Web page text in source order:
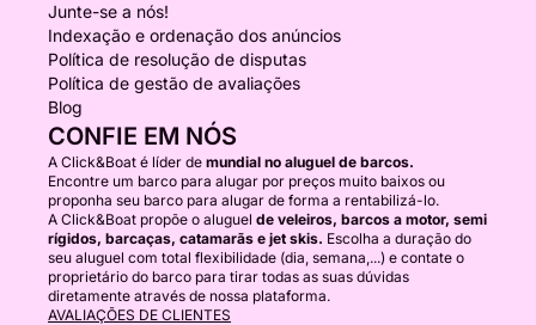
Junte-se a nós!
Indexação e ordenação dos anúncios
Política de resolução de disputas
Política de gestão de avaliações
Blog
CONFIE EM NÓS
A Click&Boat é líder de mundial no aluguel de barcos.
Encontre um barco para alugar por preços muito baixos ou
proponha seu barco para alugar de forma a rentabilizá-lo.
A Click&Boat propõe o aluguel de veleiros, barcos a motor, semi
rígidos, barcaças, catamarãs e jet skis. Escolha a duração do
seu aluguel com total flexibilidade (dia, semana,...) e contate o
proprietário do barco para tirar todas as suas dúvidas
diretamente através de nossa plataforma.
AVALIAÇÕES DE CLIENTES